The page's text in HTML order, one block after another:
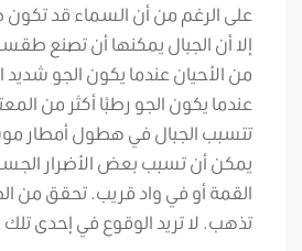
على الرغم من أن السماء قد تكون
إلا أن الجبال يمكنها أن تصنع
من الأحيان عندما يكون الجو شديد
عندما يكون الجو رطبًا أكثر من
تتسبب الجبال في هطول أمطار
يمكن أن تسبب بعض الأضرار
القمة أو في واد قريب. تحقق من
تذهب. لا تريد الوقوع في إحدى